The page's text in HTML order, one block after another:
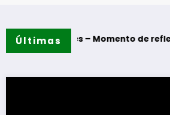
Últimas
Algodres – Momento de reflexão